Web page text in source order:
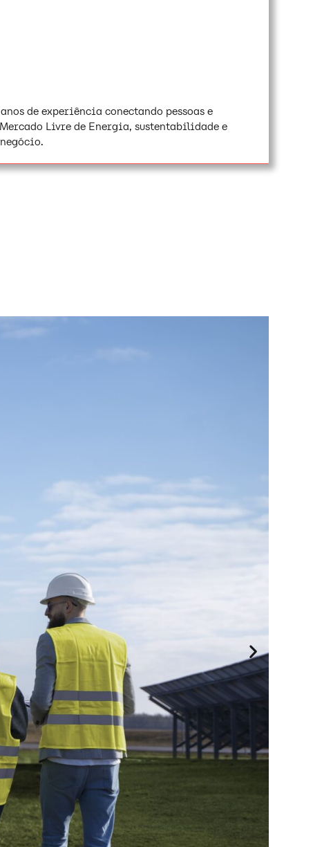
de experiência conectando pessoas e
Livre de Energia, sustentabilidade e